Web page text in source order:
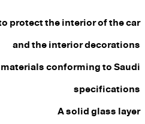
protect the interior of the car
and the interior decorations
conforming to Saudi
specifications
A solid glass layer